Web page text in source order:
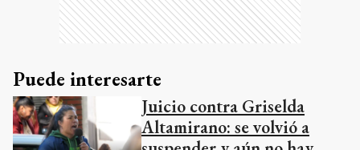
Puede interesarte
Juicio contra Griselda
Altamirano: se volvió a